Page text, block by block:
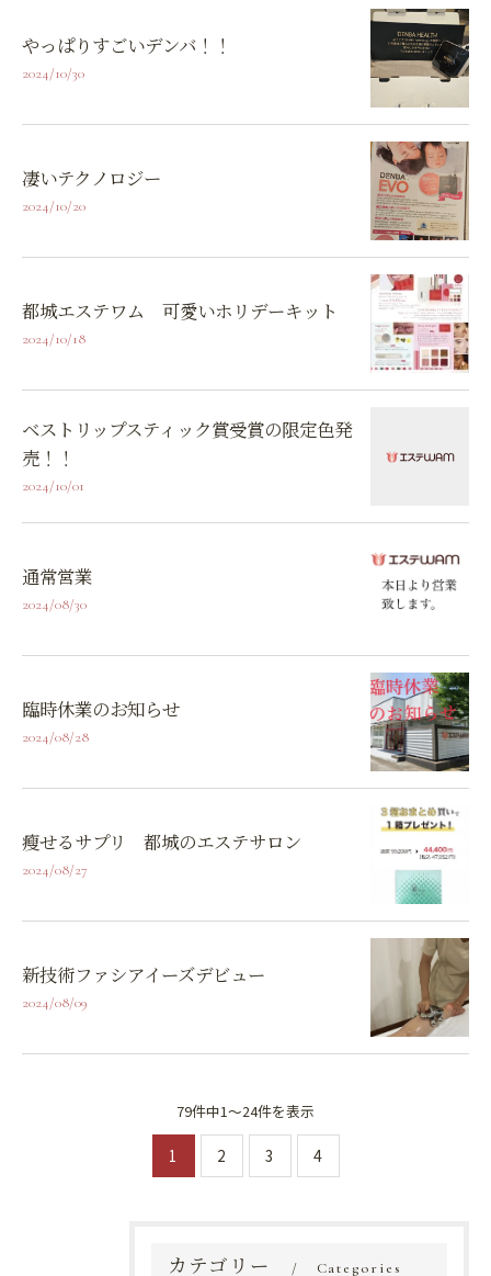
やっぱりすごいデンバ！！
2024/10/30
凄いテクノロジー
2024/10/20
都城エステワム 可愛いホリデーキット
2024/10/18
ベストリップスティック賞受賞の限定色発
売！！
2024/10/01
通常営業
2024/08/30
臨時休業のお知らせ
2024/08/28
瘦せるサプリ 都城のエステサロン
2024/08/27
新技術ファシアイーズデビュー
2024/08/09
79件中1～24件を表示
1 2 3 4
カテゴリー Categories